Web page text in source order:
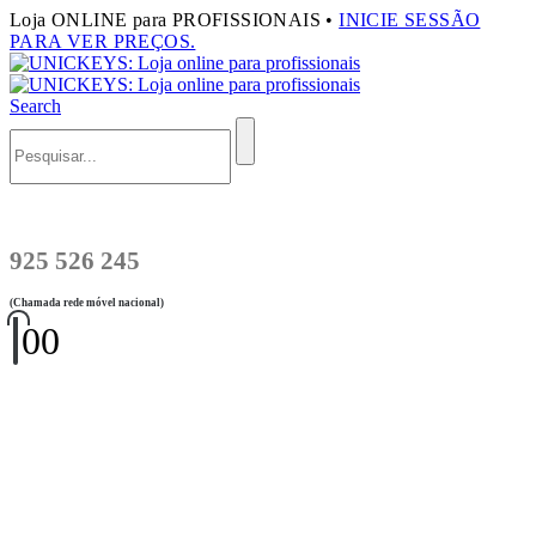
Loja ONLINE para PROFISSIONAIS •INICIE SESSÃO
PARA VER PREÇOS.
Search
925 526 245
(Chamada rede móvel nacional)
00